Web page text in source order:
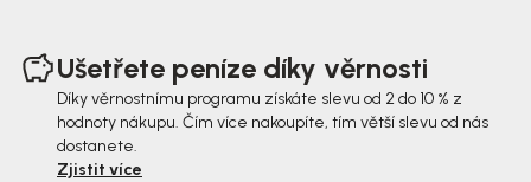
Ušetřete peníze díky věrnosti
Díky věrnostnímu programu získáte slevu od 2 do 10 % z
hodnoty nákupu. Čím více nakoupíte, tím větší slevu od nás
dostanete.
Zjistit více